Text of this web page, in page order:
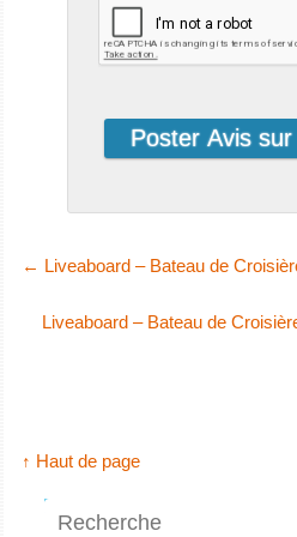
Pemutaran,
Pas de courant, bonne visibilité,
Puri Jati (PJ);
← Liveaboard – Bateau de
Liveaboard – Bateau de
↑ Haut de page